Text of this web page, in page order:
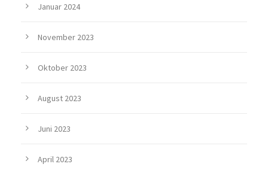
Januar 2024
November 2023
Oktober 2023
August 2023
Juni 2023
April 2023